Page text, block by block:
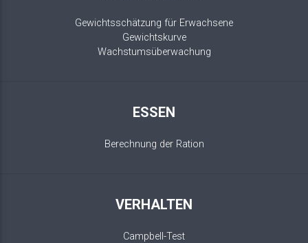
Gewichtsschätzung für Erwachsene
Gewichtskurve
Wachstumsüberwachung
ESSEN
Berechnung der Ration
VERHALTEN
Campbell-Test